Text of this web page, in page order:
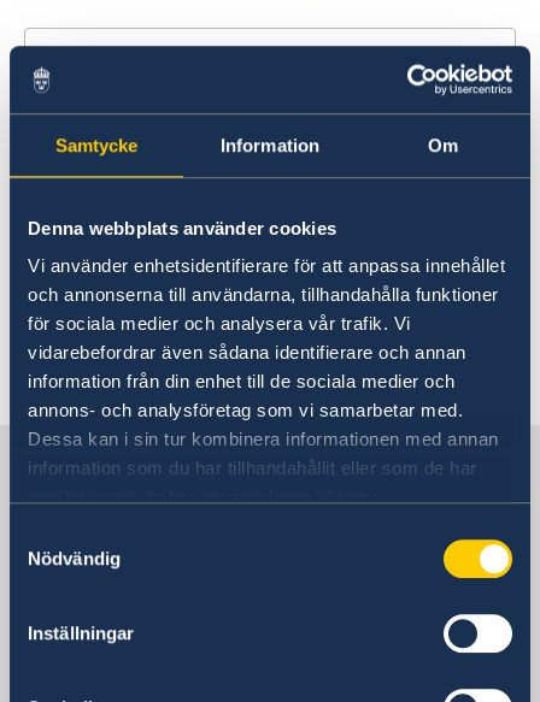
Samtycke Information Om
Denna webbplats använder cookies
Vi använder enhetsidentifierare för att anpassa innehållet
och annonserna till användarna, tillhandahålla funktioner
för sociala medier och analysera vår trafik. Vi
vidarebefordrar även sådana identifierare och annan
information från din enhet till de sociala medier och
annons- och analysföretag som vi samarbetar med.
Dessa kan i sin tur kombinera informationen med annan
information som du har tillhandahållit eller som de har
Nödvändig
Inställningar
Rwanda, Kigali
Contact
About us
Embassy Staff
News
Embassy closed
30 Apr 2021
The embassy will be closed on Monday
May 3rd, 2021
Sweden in Rwanda
Embassy
Aurore House